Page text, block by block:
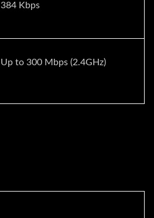
384 Kbps
Up to 300 Mbps (2.4GHz)